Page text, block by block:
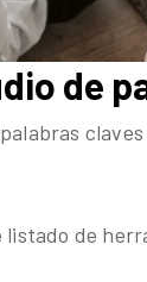
de
listado de